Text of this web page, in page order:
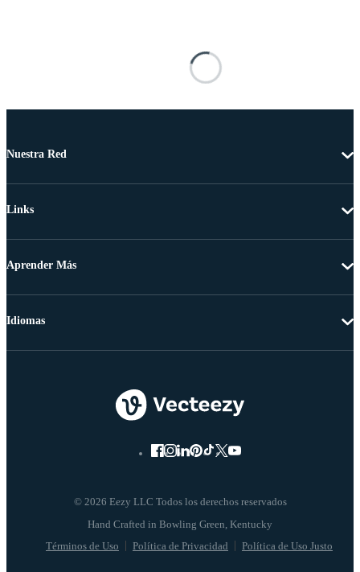
Nuestra Red
Links
Aprender Más
© 2026 Eezy LLC Todos los derechos reservados
Términos de Uso Política de Privacidad Política de Uso Justo
Idiomas